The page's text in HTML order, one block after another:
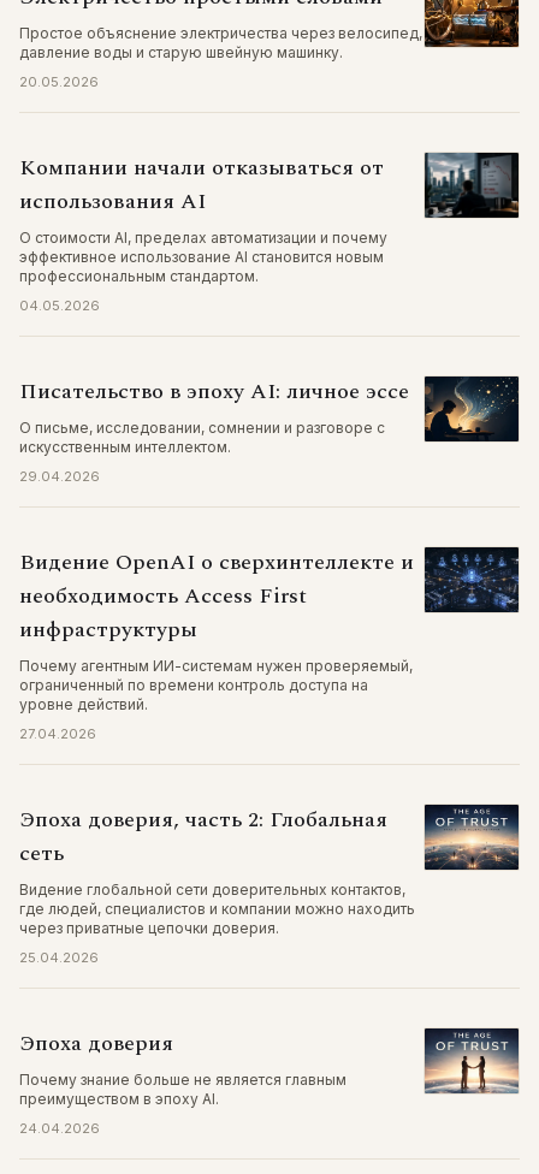
Простое объяснение электричества через велосипед,
давление воды и старую швейную машинку.
20.05.2026
Компании начали отказываться от
использования AI
О стоимости AI, пределах автоматизации и почему
эффективное использование AI становится новым
профессиональным стандартом.
04.05.2026
Писательство в эпоху AI: личное эссе
О письме, исследовании, сомнении и разговоре с
искусственным интеллектом.
29.04.2026
Видение OpenAI о сверхинтеллекте и
необходимость Access First
инфраструктуры
Почему агентным ИИ-системам нужен проверяемый,
ограниченный по времени контроль доступа на
уровне действий.
27.04.2026
Эпоха доверия, часть 2: Глобальная
сеть
Видение глобальной сети доверительных контактов,
где людей, специалистов и компании можно находить
через приватные цепочки доверия.
25.04.2026
Эпоха доверия
Почему знание больше не является главным
преимуществом в эпоху AI.
24.04.2026